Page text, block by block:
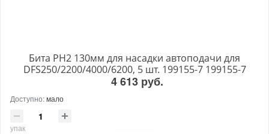
Бита PH2 130мм для насадки автоподачи для
DFS250/2200/4000/6200, 5 шт. 199155-7 199155-7
4 613 руб.
Доступно:мало
упак